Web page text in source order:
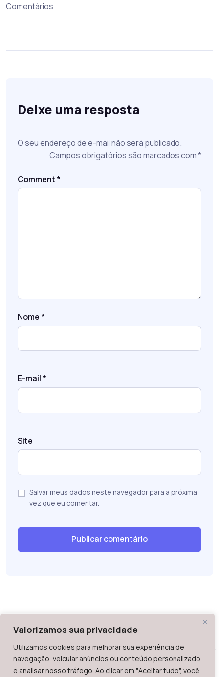
Valorizamos sua privacidade
Utilizamos cookies para melhorar sua experiência de
navegação, veicular anúncios ou conteúdo personalizado
e analisar nosso tráfego. Ao clicar em "Aceitar tudo", você
Comentários
Deixe uma resposta
O seu endereço de e-mail não será publicado.
Campos obrigatórios são marcados com*
Comment *
Nome *
E-mail *
Site
Salvar meus dados neste navegador para a próxima
vez que eu comentar.
WAZ - Av. do Contorno 2939, lojas 1 a 7, Belo Horizonte, MG -
Brasil. CEP: 30.110-013
Telefone: +55 (31) 2126-6666 | CNPJ: 06.036.939/0001-92